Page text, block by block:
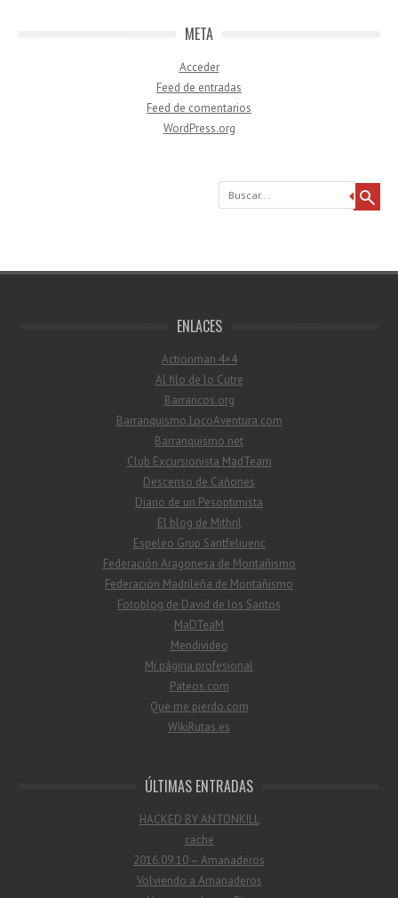
META
Acceder
Feed de entradas
Feed de comentarios
WordPress.org
Buscar
ENLACES
Actionman 4×4
Al filo de lo Cutre
Barrancos.org
Barranquismo.LocoAventura.com
Barranquismo.net
Club Excursionista MadTeam
Descenso de Cañones
Diario de un Pesoptimista
El blog de Mithril
Espeleo Grup Santfeliuenc
Federación Aragonesa de Montañismo
Federación Madrileña de Montañismo
Fotoblog de David de los Santos
MaDTeaM
Mendivideo
Mi página profesional
Pateos.com
Qué me pierdo.com
WikiRutas.es
ÚLTIMAS ENTRADAS
HACKED BY ANTONKILL
cache
2016.09.10 – Amanaderos
Volviendo a Amanaderos